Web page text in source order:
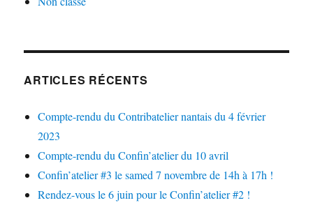
ARTICLES RÉCENTS
Compte-rendu du Contribatelier nantais du 4 février
2023
Compte-rendu du Confin’atelier du 10 avril
Confin’atelier #3 le samed 7 novembre de 14h à 17h !
Rendez-vous le 6 juin pour le Confin’atelier #2 !